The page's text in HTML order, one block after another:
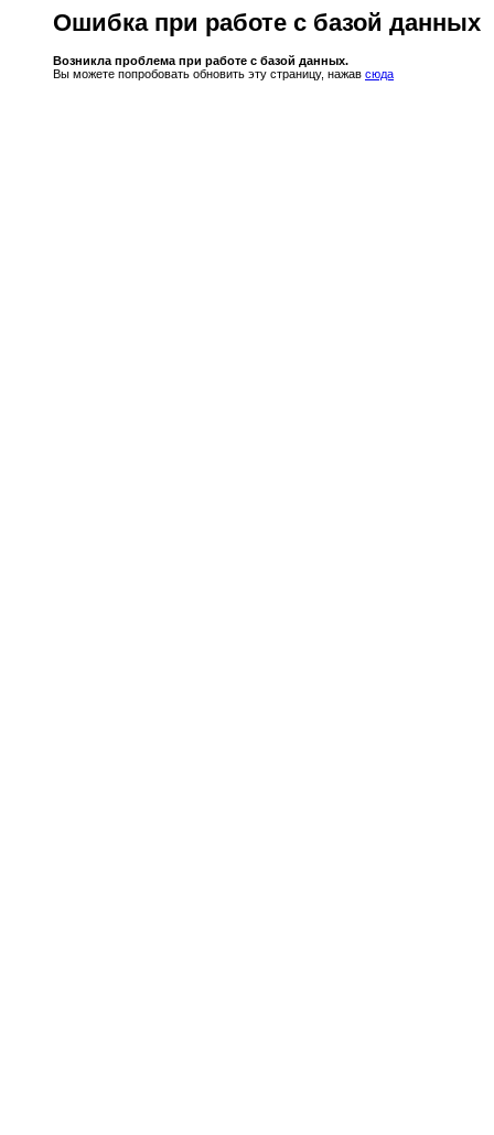
Ошибка при работе с базой данных
Возникла проблема при работе с базой данных.
Вы можете попробовать обновить эту страницу, нажав сюда